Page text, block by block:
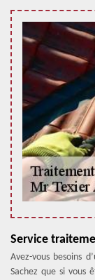
Service
Avez-vous besoins
Sachez que si vous